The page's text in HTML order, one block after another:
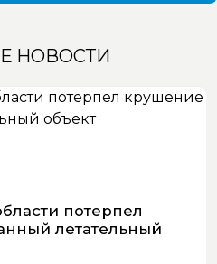
НОВОСТИ
потерпел
летательный